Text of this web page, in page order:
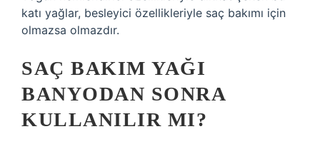
katı yağlar, besleyici özellikleriyle saç bakımı için
olmazsa olmazdır.
SAÇ BAKIM YAĞI
BANYODAN SONRA
KULLANILIR MI?